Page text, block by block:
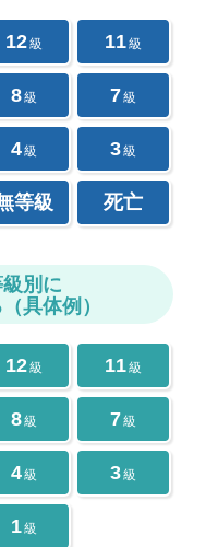
12級 11級
8級 7級
4級 3級
等級 死亡
別に
具体例）
12級 11級
8級 7級
4級 3級
1級